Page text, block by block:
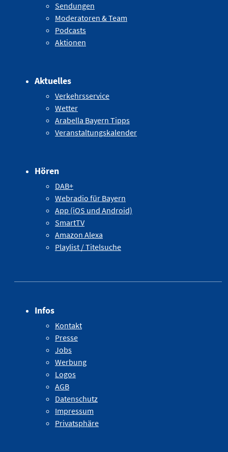
Sendungen
Moderatoren & Team
Podcasts
Aktionen
Aktuelles
Verkehrsservice
Wetter
Arabella Bayern Tipps
Veranstaltungskalender
Hören
DAB+
Webradio für Bayern
App (iOS und Android)
SmartTV
Amazon Alexa
Playlist / Titelsuche
Infos
Kontakt
Presse
Jobs
Werbung
Logos
AGB
Datenschutz
Impressum
Privatsphäre